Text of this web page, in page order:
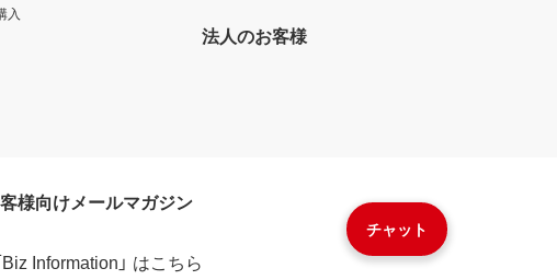
チャット
入
法人のお客様
様向けメールマガジン
Biz Information」 はこちら